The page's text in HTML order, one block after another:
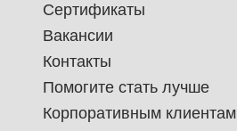
Сертификаты
Вакансии
Контакты
Помогите стать лучше
Корпоративным клиентам